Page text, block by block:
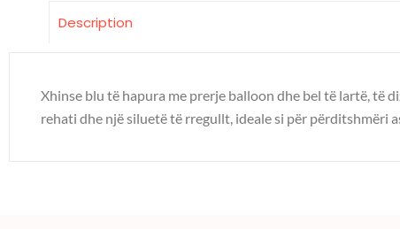
Description
Xhinse blu të hapura me prerje balloon dhe bel të lartë, të
rehati dhe një siluetë të rregullt, ideale si për përditshmëri